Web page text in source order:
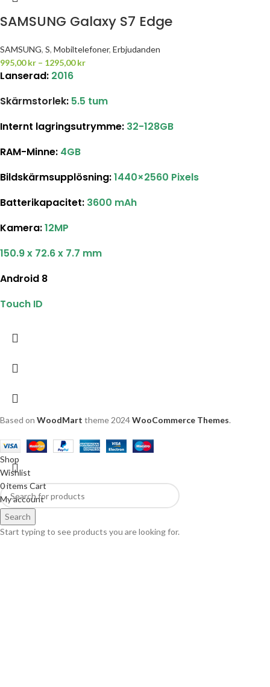
SAMSUNG Galaxy S7 Edge
SAMSUNG, S, Mobiltelefoner, Erbjudanden
995,00kr – 1295,00kr
Lanserad: 2016
Skärmstorlek: 5.5 tum
Internt lagringsutrymme: 32-128GB
RAM-Minne: 4GB
Bildskärmsupplösning:1440×2560 Pixels
Batterikapacitet: 3600 mAh
Kamera:12MP
150.9 x 72.6 x 7.7 mm
Android 8
Touch ID
Based on WoodMart theme 2024WooCommerce Themes.
Search
Start typing to see products you are looking for.
Shop
Wishlist
0itemsCart
My account